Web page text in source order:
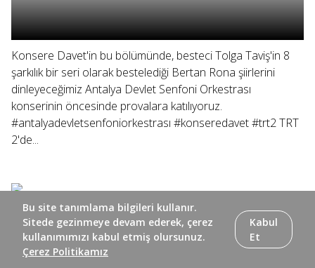
Konsere Davet'in bu bölümünde, besteci Tolga Taviş'in 8
şarkılık bir seri olarak bestelediği Bertan Rona şiirlerini
dinleyeceğimiz Antalya Devlet Senfoni Orkestrası
konserinin öncesinde provalara katılıyoruz.
#antalyadevletsenfoniorkestrası #konseredavet #trt2 TRT
2'de...
Bu site tanımlama bilgileri kullanır.
Sitede gezinmeye devam ederek, çerez
kullanımımızı kabul etmiş olursunuz.
Çerez Politikamız
Kabul
Et